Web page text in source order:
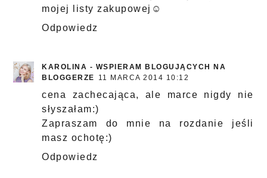
mojej listy zakupowej☺
Odpowiedz
KAROLINA - WSPIERAM BLOGUJĄCYCH NA
BLOGGERZE
11 MARCA 2014 10:12
cena zachecająca, ale marce nigdy nie
słyszałam:)
Zapraszam do mnie na rozdanie jeśli
masz ochotę:)
Odpowiedz